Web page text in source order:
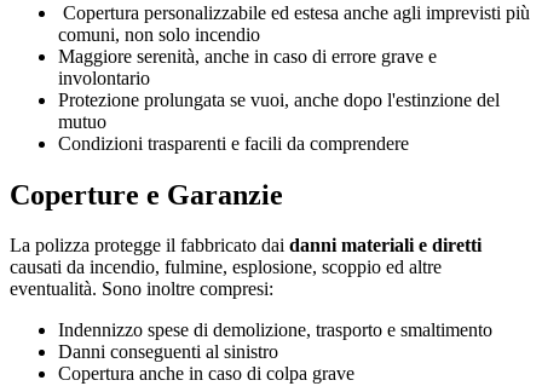
Copertura personalizzabile ed estesa anche agli imprevisti più
comuni, non solo incendio
Maggiore serenità, anche in caso di errore grave e
involontario
Protezione prolungata se vuoi, anche dopo l'estinzione del
mutuo
Condizioni trasparenti e facili da comprendere
Coperture e Garanzie
La polizza protegge il fabbricato dai danni materiali e diretti
causati da incendio, fulmine, esplosione, scoppio ed altre
eventualità. Sono inoltre compresi:
Indennizzo spese di demolizione, trasporto e smaltimento
Danni conseguenti al sinistro
Copertura anche in caso di colpa grave